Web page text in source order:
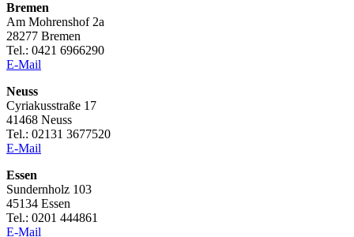
Bremen
Am Mohrenshof 2a
28277 Bremen
Tel.: 0421 6966290
E-Mail
Neuss
Cyriakusstraße 17
41468 Neuss
Tel.: 02131 3677520
E-Mail
Essen
Sundernholz 103
45134 Essen
Tel.: 0201 444861
E-Mail